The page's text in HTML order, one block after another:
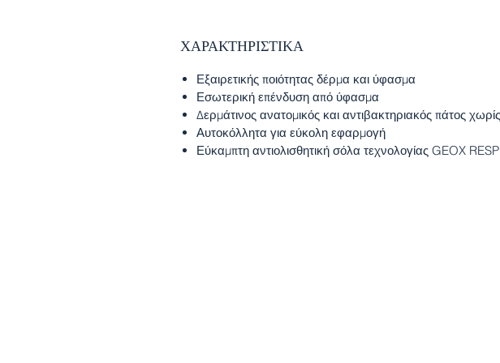
ΧΑΡΑΚΤΗΡΙΣΤΙΚΑ
Εξαιρετικής ποιότητας δέρμα και ύφασμα
Εσωτερική επένδυση από ύφασμα
Δερμάτινος ανατομικός και αντιβακτηριακός πάτος
Αυτοκόλλητα για εύκολη εφαρμογή
Εύκαμπτη αντιολισθητική σόλα τεχνολογίας GEOX